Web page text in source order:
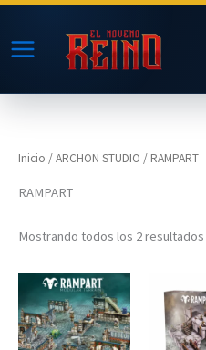
Ir
contenido
Inicio /ARCHON STUDIO / RAMPART
RAMPART
Mostrando todos los 2 resultados